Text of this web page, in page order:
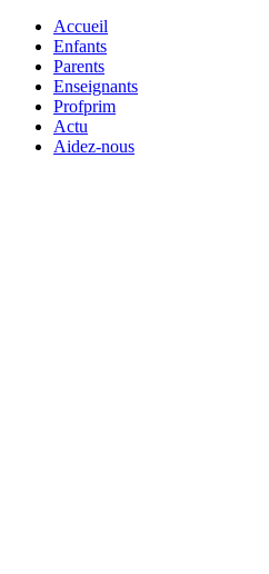
Accueil
Enfants
Parents
Enseignants
Profprim
Actu
Aidez-nous